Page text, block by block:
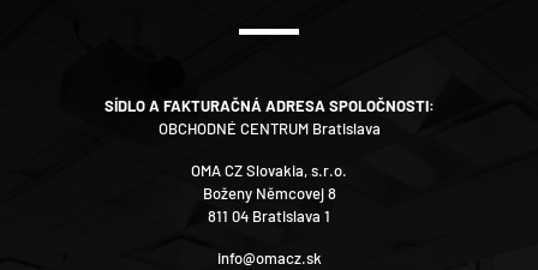
SÍDLO A FAKTURAČNÁ ADRESA SPOLOČNOSTI:
OBCHODNÉ CENTRUM Bratislava
OMA CZ Slovakia, s.r.o.
Boženy Němcovej 8
811 04 Bratislava 1
info@omacz.sk